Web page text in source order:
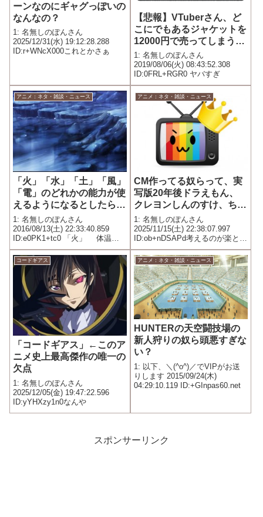
ーンなのにギャグっぽいの
なんなの？
1: 名無しのぽんさん
2025/12/31(水) 19:12:28.288
ID:r+WNcX000これとかさぁ
【悲報】VTuberさん、ど
こにでもあるジャケットを
12000円で売ってしまうｗ
ｗｗｗｗｗｗｗｗｗｗｗｗ
ｗｗｗｗｗｗｗ
1: 名無しのぽんさん
2019/08/06(火) 08:43:52.308
ID:0FRL+RGR0 ヤバすぎ
アニメ：ネタ・雑談・ニュース
「火」「水」「土」「風」
「電」のどれかの能力が使
えるようになるとしたらど
れ選ぶ？
1: 名無しのぽんさん
2016/08/13(土) 22:33:40.859
ID:e0PK1+tc0 「火」 体温を
好きなだけあげられる 上がっ
たことによる副作用はどうにも
ならない 「水」 口から液体を
吐き出せる 体中の水分を消
費...
アニメ：ネタ・雑談・ニュース
CM作ってる奴らって、実
写版20年後ドラえもん、
クレヨンしんのすけ、ちび
まる子、サザエみたいなの
好きすぎじゃねぇ？
1: 名無しのぽんさん
2025/11/15(土) 22:38:07.997
ID:ob+nDSAPd考えるのが楽と
か？
コードギアス
「コードギアス」←このア
ニメ史上最高傑作の唯一の
欠点
1: 名無しのぽんさん
2025/12/05(金) 19:47:22.596
ID:yYHXzy1n0なんや
アニメ：ネタ・雑談・ニュース
HUNTERの天空闘技場の
新人狩りの奴ら頭悪すぎな
い？
1: 以下、＼(^o^)／でVIPがお送
りします 2015/09/24(木)
04:29:10.119 ID:+GInpas60.net
スポンサーリンク